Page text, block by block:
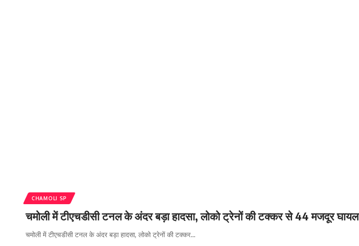
CHAMOLI SP
चमोली में टीएचडीसी टनल के अंदर बड़ा हादसा, लोको ट्रेनों की टक्कर से 44 मजदूर घायल
चमोली में टीएचडीसी टनल के अंदर बड़ा हादसा, लोको ट्रेनों की टक्कर…